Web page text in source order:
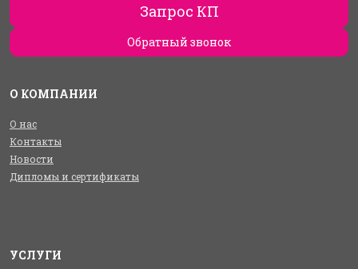
Запрос КП
Обратный звонок
О КОМПАНИИ
О нас
Контакты
Новости
Дипломы и сертификаты
УСЛУГИ